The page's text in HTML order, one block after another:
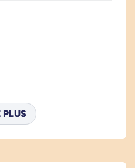
1/2
PLUS